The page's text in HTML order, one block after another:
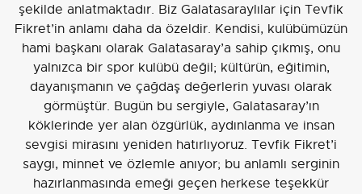
şekilde anlatmaktadır. Biz Galatasaraylılar için Tevfik
Fikret’in anlamı daha da özeldir. Kendisi, kulübümüzün
hami başkanı olarak Galatasaray’a sahip çıkmış, onu
yalnızca bir spor kulübü değil; kültürün, eğitimin,
dayanışmanın ve çağdaş değerlerin yuvası olarak
görmüştür. Bugün bu sergiyle, Galatasaray’ın
köklerinde yer alan özgürlük, aydınlanma ve insan
sevgisi mirasını yeniden hatırlıyoruz. Tevfik Fikret’i
saygı, minnet ve özlemle anıyor; bu anlamlı serginin
hazırlanmasında emeği geçen herkese teşekkür